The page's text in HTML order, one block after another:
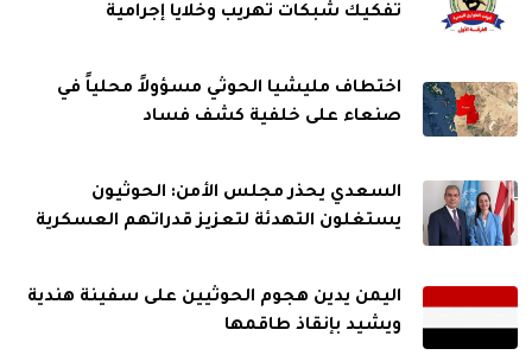
تفكيك شبكات تهريب وخلايا إجرامية
اختطاف مليشيا الحوثي مسؤولاً محلياً في
صنعاء على خلفية كشف فساد
السعدي يحذر مجلس الأمن: الحوثيون
يستغلون التهدئة لتعزيز قدراتهم العسكرية
اليمن يدين هجوم الحوثيين على سفينة هندية
ويشيد بإنقاذ طاقمها